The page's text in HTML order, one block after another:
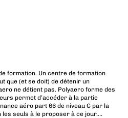
formation. Un centre de formation
que (et se doit) de détenir un
ne détient pas. Polyaero forme des
permet d’accéder à la partie
aéro part 66 de niveau C par la
les seuls à le proposer à ce jour….